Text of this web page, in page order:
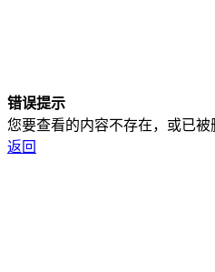
错误提示
您要查看的内容不存在，或已被
返回